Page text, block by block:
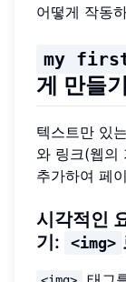
어떻게 작동
my
게 만들
텍스트만 있
와 링크(웹의
추가하여 페
시각적인
기:
<img>